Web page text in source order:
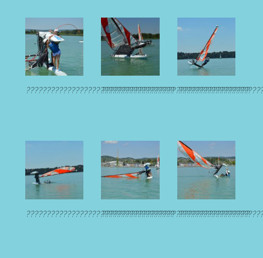
????????????????????????????????????????????????????????????????????????
????????????????????????????????????????????????????????????????????????